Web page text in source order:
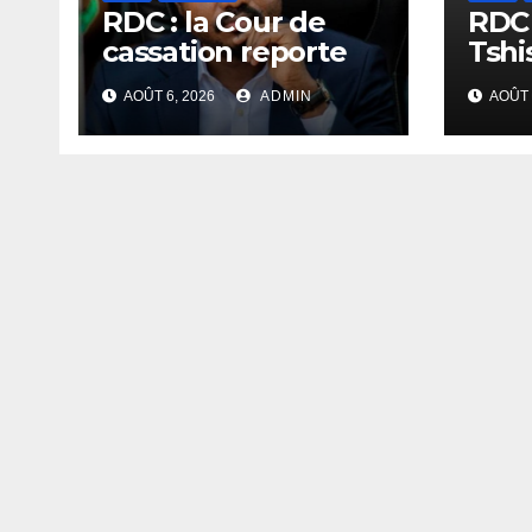
RDC : la Cour de
cassation reporte
de deux semaines
le procès Frivao
AOÛT 6, 2026 ADMIN
laAOÛT